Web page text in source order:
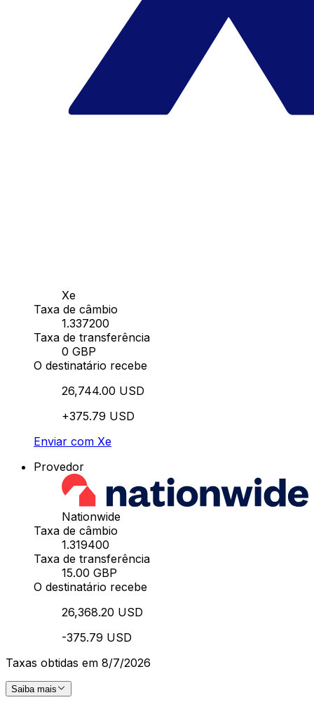
Xe
Taxa de câmbio
1.337200
Taxa de transferência
0 GBP
O destinatário recebe
26,744.00 USD
+375.79 USD
Enviar com Xe
Provedor
Nationwide
Taxa de câmbio
1.319400
Taxa de transferência
15.00 GBP
O destinatário recebe
26,368.20 USD
-375.79 USD
Taxas obtidas em 8/7/2026
Saiba mais